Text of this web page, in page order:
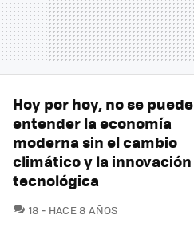
Hoy por hoy, no se puede
entender la economía
moderna sin el cambio
climático y la innovación
tecnológica
18 COMENTARIOS
HACE 8 AÑOS